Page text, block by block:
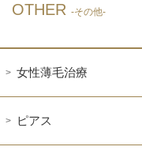
OTHER -その他-
女性薄毛治療
ピアス